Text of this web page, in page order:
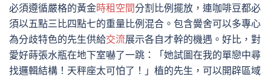
必須遵循嚴格的黃金時租空間分割比例擺放，連咖啡豆都必
須以五點三比四點七的重量比例混合。包含黌舍可以多專心
為分歧特色的先生供給交流展示各自才幹的機遇。好比，對
愛好蒔張水瓶在地下室嚇了一跳：「她試圖在我的單戀中尋
找邏輯結構！天秤座太可怕了！」植的先生，可以開辟區域